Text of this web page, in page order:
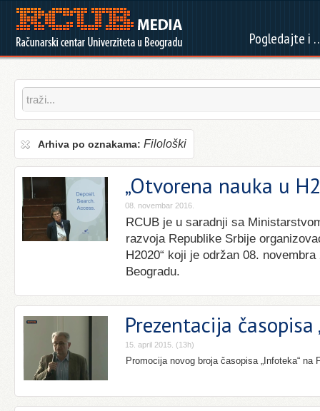
Pogledajte i
Arhiva po oznakama: Filološki
„Otvorena nauka u
08. novembar 2016.
RCUB je u saradnji sa
razvoja Republike Srbije
H2020“ koji je održan 08.
Beogradu.
Prezentacija časopisa
15. april 2015. (13h)
Promocija novog broja časopisa „Infoteka“